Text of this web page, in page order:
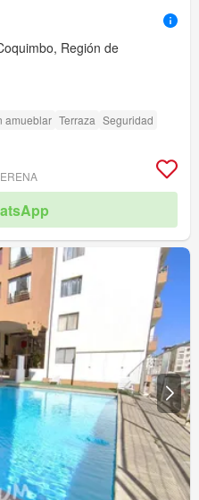
Región de
amueblar Terraza Seguridad